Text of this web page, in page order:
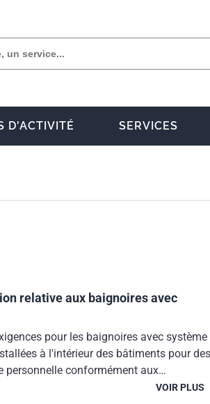
D'ACTIVITÉ SERVICES
relative aux baignoires avec
pour les baignoires avec système
à l'intérieur des bâtiments pour des
personnelle conformément aux
les exigences supplémentaires pour
VOIR PLUS